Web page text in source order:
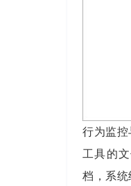
行为监
工具的
档，系统